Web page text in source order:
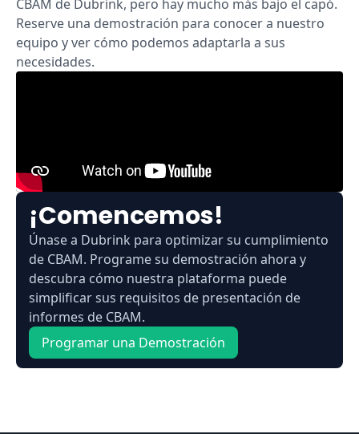
CBAM de Dubrink, pero hay mucho más bajo el capó.
Reserve una demostración para conocer a nuestro
equipo y ver cómo podemos adaptarla a sus
necesidades.
¡Comencemos!
Únase a Dubrink para optimizar su cumplimiento
de CBAM. Programe su demostración ahora y
descubra cómo nuestra plataforma puede
simplificar sus requisitos de presentación de
informes de CBAM.
Programar una Demostración